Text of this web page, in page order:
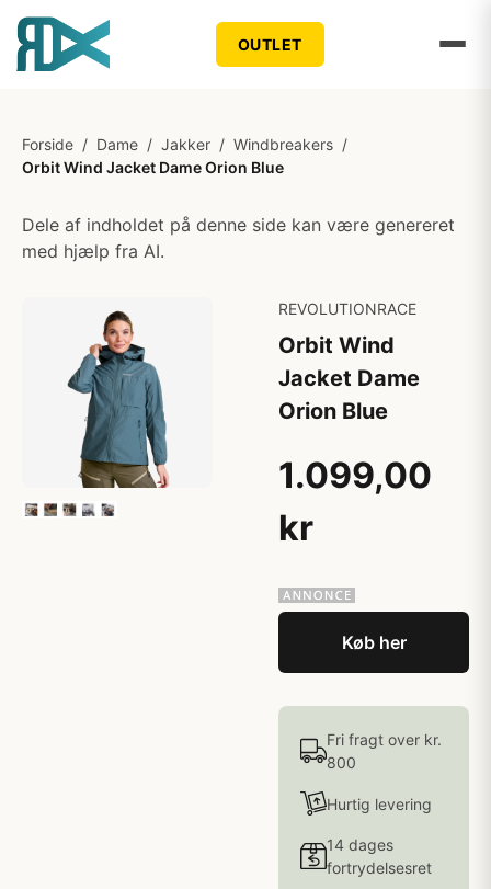
OUTLET
Forside / Dame / Jakker / Windbreakers /
Orbit Wind Jacket Dame Orion Blue
Dele af indholdet på denne side kan være genereret
med hjælp fra AI.
REVOLUTIONRACE
Orbit Wind
Jacket Dame
Orion Blue
1.099,00
kr
Køb her
Fri fragt over kr.
800
Hurtig levering
14 dages
fortrydelsesret